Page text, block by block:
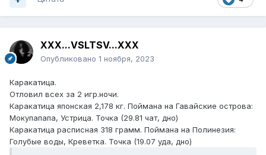
XXX...VSLTSV...XXX
Опубликовано 1 ноября, 2023
Каракатица.
Отловил всех за 2 игр.ночи.
Каракатица японская 2,178 кг. Поймана на Гавайские острова:
Мокупапапа, Устрица. Точка (29.81 чат, дно)
Каракатица расписная 318 грамм. Поймана на Полинезия:
Голубые воды, Креветка. Точка (19.07 уда, дно)